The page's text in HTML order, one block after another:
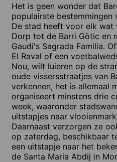
Het is geen wonder dat
populairste bestemmingen
De stad heeft voor elk wat
Dorp tot de Barri Gòtic en
Gaudi's Sagrada Familia.
El Raval of een
Nou, wilt luieren op de
oude vissersstraatjes van
verkennen, het is allemaal
organiseert minstens drie
week, waaronder
uitstapjes naar
Daarnaast verzorgen ze
op zaterdag, beschikbaar
een uitstapje naar het
de Santa Maria Abdij in